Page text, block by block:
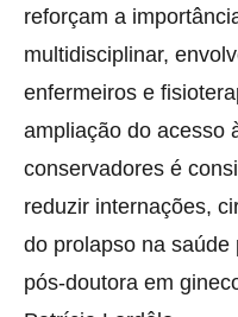
reforçam a
multidisciplinar,
enfermeiros e
ampliação do acesso
conservadores é
reduzir internações,
do prolapso na saúde
pós-doutora em